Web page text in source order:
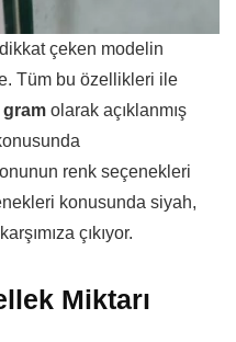
çeken modelin
Tüm bu özellikleri ile
gram olarak açıklanmış
renk seçenekleri
konusunda siyah,
çıkıyor.
Miktarı